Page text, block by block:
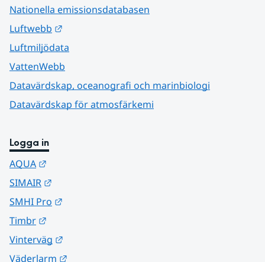
Nationella emissionsdatabasen
Luftwebb
Luftmiljödata
VattenWebb
Datavärdskap, oceanografi och marinbiologi
Datavärdskap för atmosfärkemi
Logga in
AQUA
SIMAIR
SMHI Pro
Timbr
Vinterväg
Väderlarm